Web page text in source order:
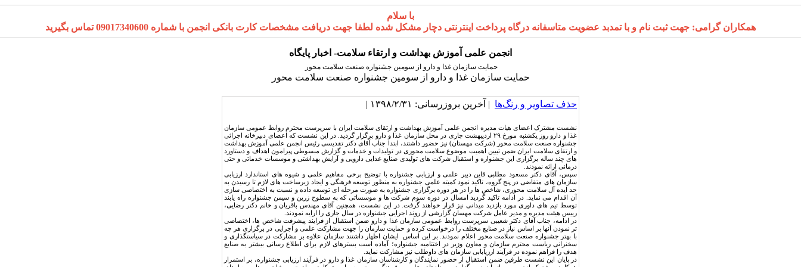
با سلام
همکاران گرامی: جهت ثبت نام و با تمدبد عضویت متاسفانه درگاه پرداخت اینترنتی دچار مشکل شده لطفا جهت دریافت مشخصات کارت بانکی انجمن با شماره 09017340600 تماس بگیرید
انجمن علمی آموزش بهداشت و ارتقاء سلامت- اخبار پایگاه
حمایت سازمان غذا و دارو از سومین جشنواره صنعت سلامت محور
حمایت سازمان غذا و دارو از سومین جشنواره صنعت سلامت محور
حذف تصاویر و رنگ‌ها | آخرین بروزرسانی: ۱۳۹۸/۲/۳۱ |
نشست مشترک اعضای هیات مدیره انجمن علمی آموزش بهداشت و ارتقای سلامت ایران با سرپرست محترم روابط عمومی سازمان
غذا و دارو روز یکشنبه مورخ ۲۹ اردیبهشت جاری در محل سازمان غذا و دارو برگزار گردید. در این نشست که اعضای دبیرخانه اجرائی
جشنواره صنعت سلامت محور (شرکت مهستان) نیز حضور داشتند، ابتدا جناب آقای دکتر تقدیسی رئیس انجمن علمی آموزش بهداشت
و ارتقای سلامت ایران ضمن تبیین اهمیت موضوع سلامت محوری در تولیدات و خدمات و گزارش مبسوطی پیرامون اهداف و دستاورد
های چند ساله برگزاری این جشنواره و استقبال شرکت های تولیدی صنایع غذایی دارویی و آرایش بهداشتی و موسسات خدماتی و حتی
درمانی ارائه نمودند.
سپس، آقای دکتر مسعود مطلبی قاین دبیر علمی و ارزیابی جشنواره با توضیح برخی مفاهیم علمی و شیوه های استاندارد ارزیابی
سازمان های متقاضی در پنج گروه، تاکید نمود کمیته علمی جشنواره به منظور توسعه فرهنگی و ایجاد زیرساخت های لازم تا رسیدن به
حد ایده آل سلامت محوری، شاخص ها را در هر دوره برگزاری جشنواره به صورت مرحله ای توسعه داده و نسبت به اختصاصی سازی
آن اقدام می نماید. در ادامه تاکید گردید امسال در دوره سوم شرکت ها و موسساتی که به سطوح زرین و سیمن جشنواره راه یابند
توسط تیم های داوری مورد بازدید میدانی نیز قرار خواهند گرفت. در این نشست، همچنین آقای مهندس باقریان و خانم دکتر رضایی،
رییس هیئت مدیره و مدیر عامل شرکت مهسان گزارشی از روند اجرایی جشنواره در سال جاری را ارایه نمودند.
در ادامه، جناب آقای دکتر شعیبی سرپرست روابط عمومی سازمان غذا و دارو ضمن استقبال از فرایند پیشرفت شاخص ها، اختصاصی
تر نمودن آنها بر اساس نیاز در صنایع مختلف را درخواست کرده و حمایت سازمان را جهت مشارکت علمی و اجرایی در برگزاری هر چه
با بهتر جشنواره صنعت سلامت محور اعلام نمودند. بر این اساس ایشان اظهار داشتند سازمان علاوه بر مشارکت در سیاستگذاری و
سخنرانی ریاست محترم سازمان و معاون وزیر در اختتامیه جشنواره؛ آماده است بسترهای لازم برای اطلاع رسانی بیشتر به صنایع
هدف را فراهم نموده در فرآیند ارزیابابی سازمان های داوطلب نیز مشارکت نماید.
در پایان این نشست طرفین ضمن استقبال از حضور نمایندگان و کارشناسان سازمان غذا و دارو در فرآیند ارزیابی جشنواره، بر استمرار